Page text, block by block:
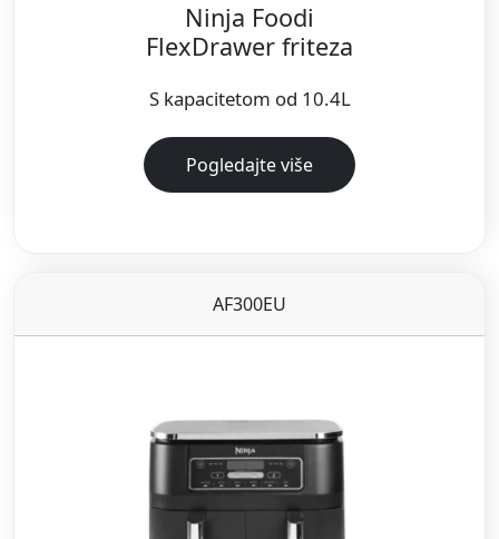
Ninja Foodi
FlexDrawer friteza
S kapacitetom od 10.4L
Pogledajte više
AF300EU